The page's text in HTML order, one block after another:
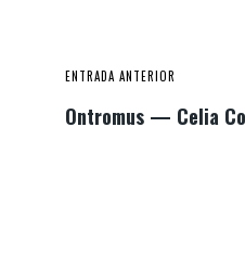
ENTRADA ANTERIOR
Ontromus — Celia